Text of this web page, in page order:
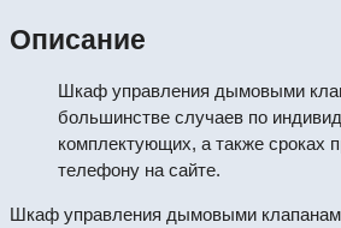
Описание
Шкаф управления дымовыми
большинстве случаев по
комплектующих, а также сроках
телефону на сайте.
Шкаф управления дымовыми